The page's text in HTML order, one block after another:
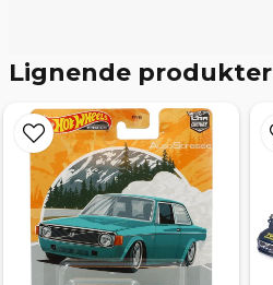
Lignende produkter